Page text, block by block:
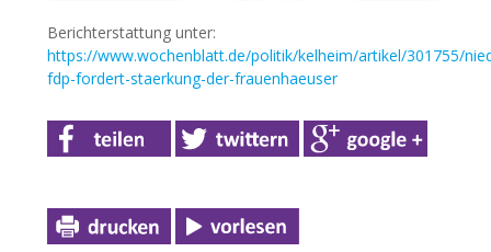
Berichterstattung unter:
https://www.wochenblatt.de/politik/kelheim/artikel/301755/
fdp-fordert-staerkung-der-frauenhaeuser